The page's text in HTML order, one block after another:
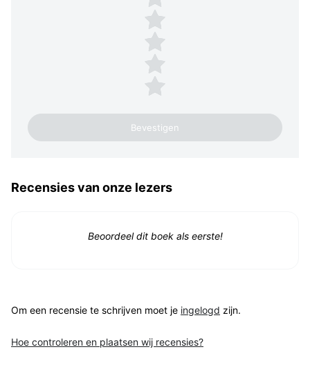
4 sterren
3 sterren
2 sterren
1 ster
Recensies van onze lezers
Beoordeel dit boek als eerste!
Om een recensie te schrijven moet je ingelogd zijn.
Hoe controleren en plaatsen wij recensies?